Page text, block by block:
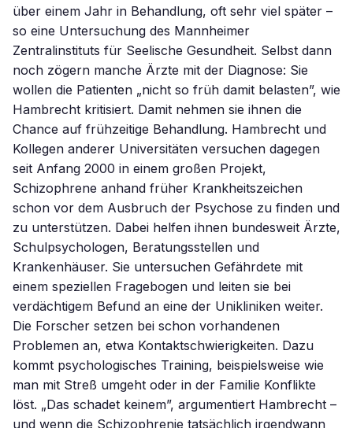
über einem Jahr in Behandlung, oft sehr viel später –
so eine Untersuchung des Mannheimer
Zentralinstituts für Seelische Gesundheit. Selbst dann
noch zögern manche Ärzte mit der Diagnose: Sie
wollen die Patienten „nicht so früh damit belasten”, wie
Hambrecht kritisiert. Damit nehmen sie ihnen die
Chance auf frühzeitige Behandlung. Hambrecht und
Kollegen anderer Universitäten versuchen dagegen
seit Anfang 2000 in einem großen Projekt,
Schizophrene anhand früher Krankheitszeichen
schon vor dem Ausbruch der Psychose zu finden und
zu unterstützen. Dabei helfen ihnen bundesweit Ärzte,
Schulpsychologen, Beratungsstellen und
Krankenhäuser. Sie untersuchen Gefährdete mit
einem speziellen Fragebogen und leiten sie bei
verdächtigem Befund an eine der Unikliniken weiter.
Die Forscher setzen bei schon vorhandenen
Problemen an, etwa Kontaktschwierigkeiten. Dazu
kommt psychologisches Training, beispielsweise wie
man mit Streß umgeht oder in der Familie Konflikte
löst. „Das schadet keinem”, argumentiert Hambrecht –
und wenn die Schizophrenie tatsächlich irgendwann